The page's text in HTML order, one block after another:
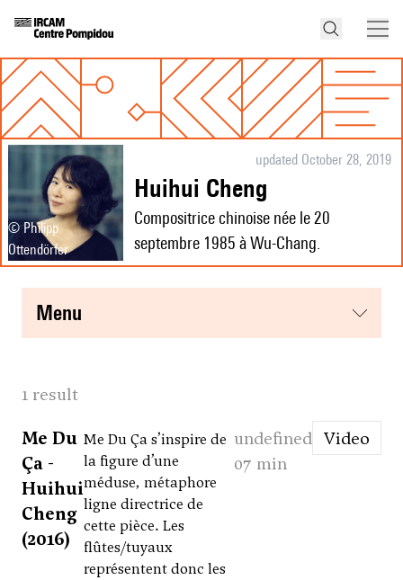
© Philipp
Ottendörfer
updated October 28, 2019
Huihui Cheng
Compositrice chinoise née le 20
septembre 1985 à Wu-Chang.
menu
1 result
Me Du
Ça -
Huihui
Cheng
(2016)
Me Du Ça s’inspire de
la figure d’une
méduse, métaphore
ligne directrice de
cette pièce. Les
flûtes/tuyaux
représentent donc les
undefined
07 min
Video